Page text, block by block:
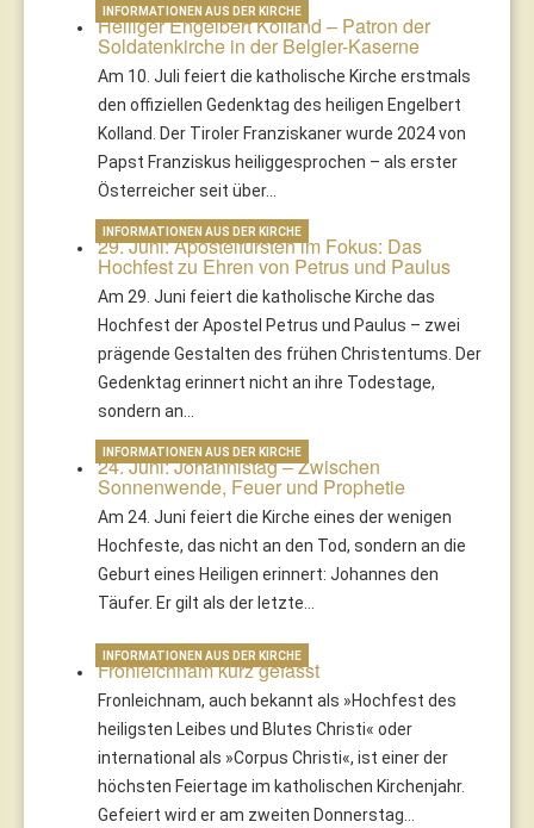
Heiliger Engelbert Kolland – Patron der
Soldatenkirche in der Belgier-Kaserne
Am 10. Juli feiert die katholische Kirche erstmals
den offiziellen Gedenktag des heiligen Engelbert
Kolland. Der Tiroler Franziskaner wurde 2024 von
Papst Franziskus heiliggesprochen – als erster
Österreicher seit über…
INFORMATIONEN AUS DER KIRCHE
29. Juni: Apostelfürsten im Fokus: Das
Hochfest zu Ehren von Petrus und Paulus
Am 29. Juni feiert die katholische Kirche das
Hochfest der Apostel Petrus und Paulus – zwei
prägende Gestalten des frühen Christentums. Der
Gedenktag erinnert nicht an ihre Todestage,
sondern an…
INFORMATIONEN AUS DER KIRCHE
24. Juni: Johannistag – Zwischen
Sonnenwende, Feuer und Prophetie
Am 24. Juni feiert die Kirche eines der wenigen
Hochfeste, das nicht an den Tod, sondern an die
Geburt eines Heiligen erinnert: Johannes den
Täufer. Er gilt als der letzte…
INFORMATIONEN AUS DER KIRCHE
Fronleichnam kurz gefasst
Fronleichnam, auch bekannt als »Hochfest des
heiligsten Leibes und Blutes Christi« oder
international als »Corpus Christi«, ist einer der
höchsten Feiertage im katholischen Kirchenjahr.
Gefeiert wird er am zweiten Donnerstag…
INFORMATIONEN AUS DER KIRCHE